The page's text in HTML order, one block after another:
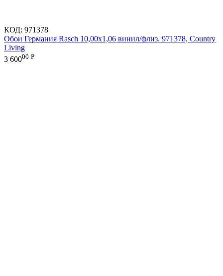
КОД: 971378
Обои Германия Rasch 10,00x1,06 винил/флиз. 971378, Country
Living
3 60000 Р